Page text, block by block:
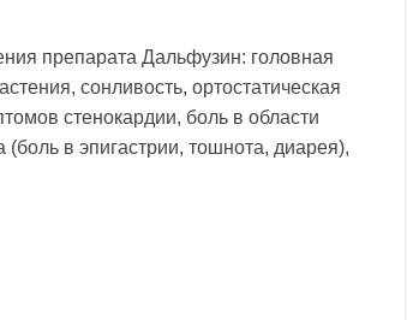
препарата Дальфузин: головная
сонливость, ортостатическая
стенокардии, боль в области
(боль в эпигастрии, тошнота, диарея),